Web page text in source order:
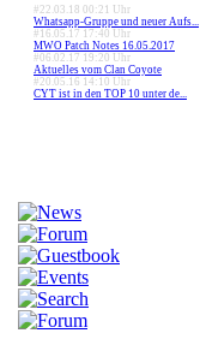
#22.03.18 00:21 Uhr
Whatsapp-Gruppe und neuer Aufs...
#16.05.17 17:40 Uhr
MWO Patch Notes 16.05.2017
#06.02.17 19:20 Uhr
Aktuelles vom Clan Coyote
#20.05.16 14:10 Uhr
CYT ist in den TOP 10 unter de...